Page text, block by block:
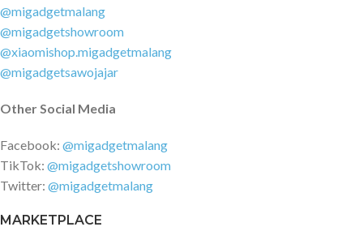
@migadgetmalang
@migadgetshowroom
@xiaomishop.migadgetmalang
@migadgetsawojajar
Other Social Media
Facebook: @migadgetmalang
TikTok: @migadgetshowroom
Twitter: @migadgetmalang
MARKETPLACE